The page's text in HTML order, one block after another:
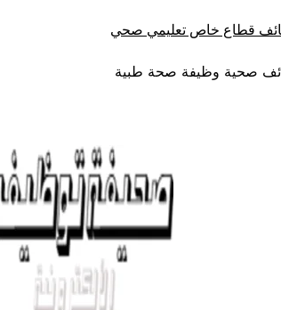
مصنف
قطاع خاص تعليمي صحي
صحية وظيفة صحة طبية